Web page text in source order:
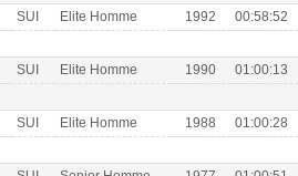
SUI Elite Homme 1992 00:58:52
SUI Elite Homme 1990 01:00:13
SUI Elite Homme 1988 01:00:28